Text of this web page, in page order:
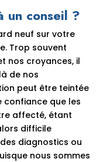
un conseil ?
neuf sur votre
Trop souvent
nos croyances, il
de nos
peut être teintée
confiance que les
affecté, étant
difficile
diagnostics ou
nous sommes